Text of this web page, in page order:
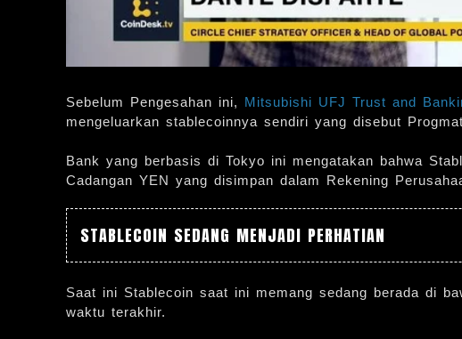
Sebelum Pengesahan ini, Mitsubishi UFJ Trust and
mengeluarkan stablecoinnya sendiri yang disebut
Bank yang berbasis di Tokyo ini mengatakan bahwa
Cadangan YEN yang disimpan dalam Rekening
STABLECOIN SEDANG MENJADI PERHATIAN
Saat ini Stablecoin saat ini memang sedang berada di
waktu terakhir.